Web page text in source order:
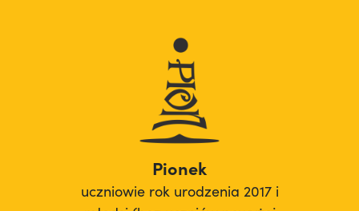
Pionek
uczniowie rok urodzenia 2017 i